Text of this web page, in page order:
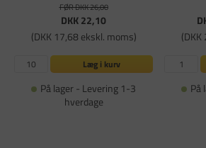
FØR DKK 26,00
DKK 22,10
(DKK 17,68 ekskl. moms)
Læg i kurv
På lager - Levering 1-3
hverdage
På